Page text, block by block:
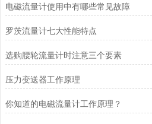
电磁流量计使用中有哪些常见故障
罗茨流量计七大性能特点
选购腰轮流量计时注意三个要素
压力变送器工作原理
你知道的电磁流量计工作原理？